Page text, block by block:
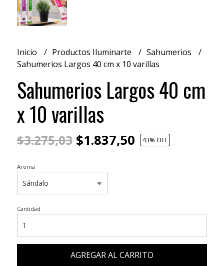
Inicio Productos Iluminarte
Sahumerios
Sahumerios Largos 40 cm x 10 varillas
Sahumerios Largos 40 cm
x 10 varillas
$3.275,03$1.837,50 43% OFF
Aroma
Cantidad
AGREGAR AL CARRITO